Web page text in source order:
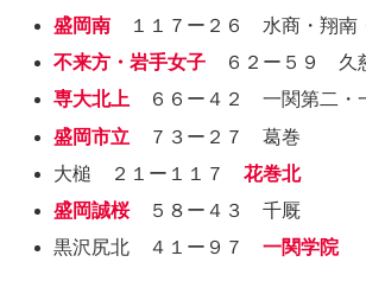
盛岡南 １１７ー２６ 水商・翔南
不来方・岩手女子 ６２ー５９ 久
専大北上 ６６ー４２ 一関第二・
盛岡市立 ７３ー２７ 葛巻
大槌 ２１ー１１７花巻北
盛岡誠桜５８ー４３ 千厩
黒沢尻北 ４１ー９７一関学院